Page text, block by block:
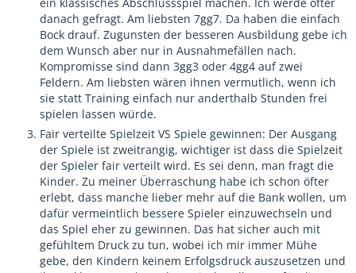
danach gefragt. Am liebsten 7gg7. Da haben die einfach
Bock drauf. Zugunsten der besseren Ausbildung gebe ich
dem Wunsch aber nur in Ausnahmefällen nach.
Kompromisse sind dann 3gg3 oder 4gg4 auf zwei
Feldern. Am liebsten wären ihnen vermutlich, wenn ich
sie statt Training einfach nur anderthalb Stunden frei
spielen lassen würde.
Fair verteilte Spielzeit VS Spiele gewinnen: Der Ausgang
der Spiele ist zweitrangig, wichtiger ist dass die Spielzeit
der Spieler fair verteilt wird. Es sei denn, man fragt die
Kinder. Zu meiner Überraschung habe ich schon öfter
erlebt, dass manche lieber mehr auf die Bank wollen, um
dafür vermeintlich bessere Spieler einzuwechseln und
das Spiel eher zu gewinnen. Das hat sicher auch mit
gefühltem Druck zu tun, wobei ich mir immer Mühe
gebe, den Kindern keinem Erfolgsdruck auszusetzen und